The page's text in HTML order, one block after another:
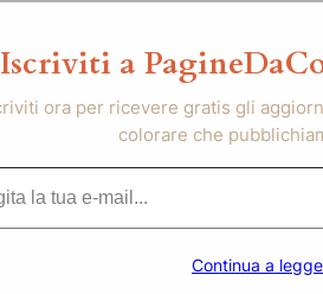
Iscriviti a
ora per ricevere gratis gli
colorare che
Continua a